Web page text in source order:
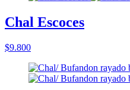
Chal Escoces
$9.800